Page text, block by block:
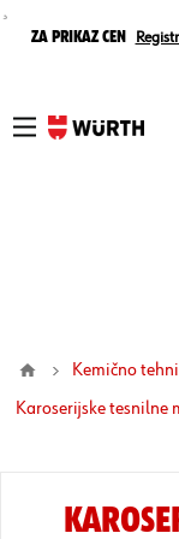
¸
Za prikaz cen
Kemično
karoserijske tesnilne